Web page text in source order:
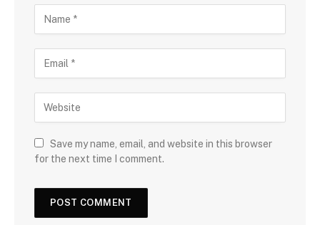
Save my name, email, and website in this browser
for the next time I comment.